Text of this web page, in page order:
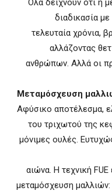
Όλα δείχνουν ότι η
διαδικασία
τελευταία χρόνια,
αλλάζοντας
ανθρώπων. Αλλά οι
Μεταμόσχευση
Αφύσικο αποτέλεσμα,
του τριχωτού της
μόνιμες ουλές.
αιώνα. Η τεχνική FUE
μεταμόσχευση μαλλιών: